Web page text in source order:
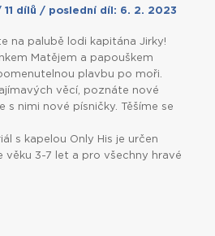
11 dílů / poslední díl: 6. 2. 2023
na palubě lodi kapitána Jirky!
Matějem a papouškem
plavbu po moři.
věcí, poznáte nové
s nimi nové písničky. Těšíme se
s kapelou Only His je určen
věku 3-7 let a pro všechny hravé